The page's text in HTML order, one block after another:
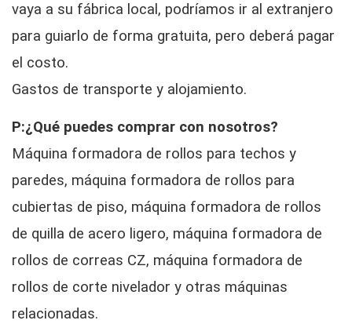
vaya a su fábrica local, podríamos ir al extranjero
para guiarlo de forma gratuita, pero deberá pagar
el costo.
Gastos de transporte y alojamiento.
P:¿Qué puedes comprar con nosotros?
Máquina formadora de rollos para techos y
paredes, máquina formadora de rollos para
cubiertas de piso, máquina formadora de rollos
de quilla de acero ligero, máquina formadora de
rollos de correas CZ, máquina formadora de
rollos de corte nivelador y otras máquinas
relacionadas.